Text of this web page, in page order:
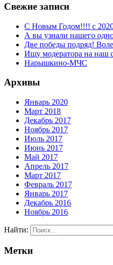
Свежие записи
С Новым Годом!!!! с
А вы узнали нашего
Две победы подряд!
Ищу модератора на наш
Нарышкино-МЧС
Архивы
Январь 2020
Март 2018
Декабрь 2017
Ноябрь 2017
Июль 2017
Июнь 2017
Май 2017
Апрель 2017
Март 2017
Февраль 2017
Январь 2017
Декабрь 2016
Ноябрь 2016
Найти:
Метки